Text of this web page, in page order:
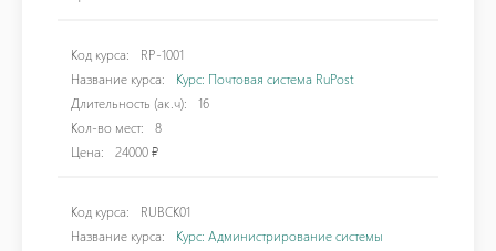
Код курса:
RP-1001
Название курса:
Курс: Почтовая система RuPost
Длительность (ак.ч):
16
Кол-во мест:
8
Цена:
24000 ₽
Код курса:
RUBCK01
Название курса:
Курс: Администрирование системы